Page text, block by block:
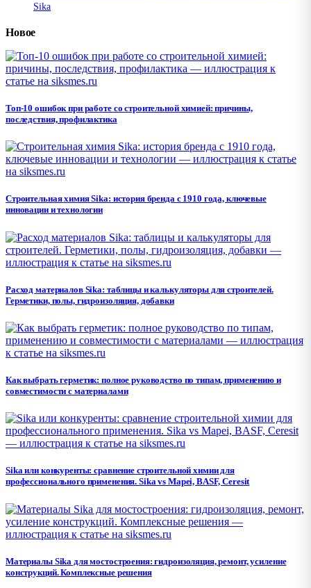
Sika
Новое
Топ-10 ошибок при работе со строительной химией: причины,
последствия, профилактика
Строительная химия Sika: история бренда с 1910 года, ключевые
инновации и технологии
Расход материалов Sika: таблицы и калькуляторы для строителей.
Герметики, полы, гидроизоляция, добавки
Как выбрать герметик: полное руководство по типам, применению и
совместимости с материалами
Sika или конкуренты: сравнение строительной химии для
профессионального применения. Sika vs Mapei, BASF, Ceresit
Материалы Sika для мостостроения: гидроизоляция, ремонт, усиление
конструкций. Комплексные решения